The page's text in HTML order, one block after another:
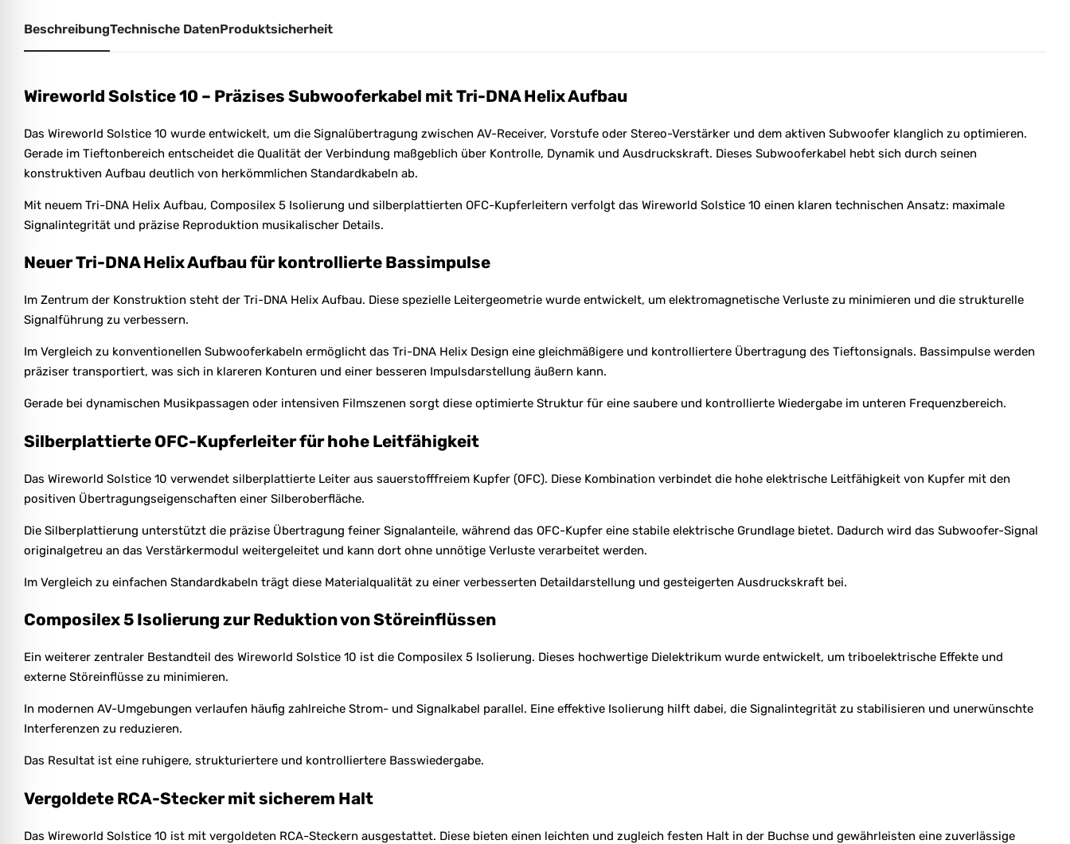
BeschreibungTechnische DatenProduktsicherheit
Wireworld Solstice 10 – Präzises Subwooferkabel mit Tri-DNA Helix Aufbau
Das Wireworld Solstice 10 wurde entwickelt, um die Signalübertragung zwischen AV-Receiver, Vorstufe oder Stereo-Verstärker und dem aktiven Subwoofer klanglich zu optimieren.
Gerade im Tieftonbereich entscheidet die Qualität der Verbindung maßgeblich über Kontrolle, Dynamik und Ausdruckskraft. Dieses Subwooferkabel hebt sich durch seinen
konstruktiven Aufbau deutlich von herkömmlichen Standardkabeln ab.
Mit neuem Tri-DNA Helix Aufbau, Composilex 5 Isolierung und silberplattierten OFC-Kupferleitern verfolgt das Wireworld Solstice 10 einen klaren technischen Ansatz: maximale
Signalintegrität und präzise Reproduktion musikalischer Details.
Neuer Tri-DNA Helix Aufbau für kontrollierte Bassimpulse
Im Zentrum der Konstruktion steht der Tri-DNA Helix Aufbau. Diese spezielle Leitergeometrie wurde entwickelt, um elektromagnetische Verluste zu minimieren und die strukturelle
Signalführung zu verbessern.
Im Vergleich zu konventionellen Subwooferkabeln ermöglicht das Tri-DNA Helix Design eine gleichmäßigere und kontrolliertere Übertragung des Tieftonsignals. Bassimpulse werden
präziser transportiert, was sich in klareren Konturen und einer besseren Impulsdarstellung äußern kann.
Gerade bei dynamischen Musikpassagen oder intensiven Filmszenen sorgt diese optimierte Struktur für eine saubere und kontrollierte Wiedergabe im unteren Frequenzbereich.
Silberplattierte OFC-Kupferleiter für hohe Leitfähigkeit
Das Wireworld Solstice 10 verwendet silberplattierte Leiter aus sauerstofffreiem Kupfer (OFC). Diese Kombination verbindet die hohe elektrische Leitfähigkeit von Kupfer mit den
positiven Übertragungseigenschaften einer Silberoberfläche.
Die Silberplattierung unterstützt die präzise Übertragung feiner Signalanteile, während das OFC-Kupfer eine stabile elektrische Grundlage bietet. Dadurch wird das Subwoofer-Signal
originalgetreu an das Verstärkermodul weitergeleitet und kann dort ohne unnötige Verluste verarbeitet werden.
Im Vergleich zu einfachen Standardkabeln trägt diese Materialqualität zu einer verbesserten Detaildarstellung und gesteigerten Ausdruckskraft bei.
Composilex 5 Isolierung zur Reduktion von Störeinflüssen
Ein weiterer zentraler Bestandteil des Wireworld Solstice 10 ist die Composilex 5 Isolierung. Dieses hochwertige Dielektrikum wurde entwickelt, um triboelektrische Effekte und
externe Störeinflüsse zu minimieren.
In modernen AV-Umgebungen verlaufen häufig zahlreiche Strom- und Signalkabel parallel. Eine effektive Isolierung hilft dabei, die Signalintegrität zu stabilisieren und unerwünschte
Interferenzen zu reduzieren.
Das Resultat ist eine ruhigere, strukturiertere und kontrolliertere Basswiedergabe.
Vergoldete RCA-Stecker mit sicherem Halt
Das Wireworld Solstice 10 ist mit vergoldeten RCA-Steckern ausgestattet. Diese bieten einen leichten und zugleich festen Halt in der Buchse und gewährleisten eine zuverlässige